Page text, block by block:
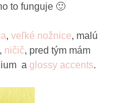
to funguje 🙂
, veľké nožnice, malú
ničič, pred tým mám
a glossy accents.